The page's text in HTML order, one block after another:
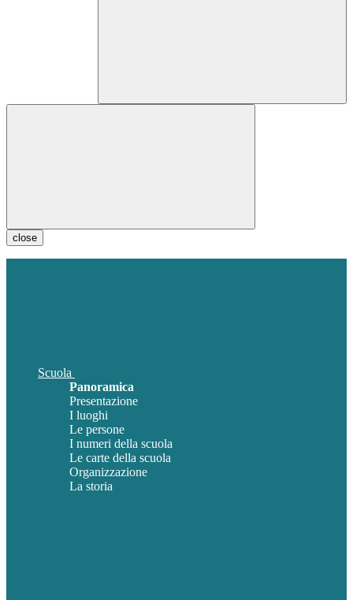
close
Scuola
Panoramica
Presentazione
I luoghi
Le persone
I numeri della scuola
Le carte della scuola
Organizzazione
La storia